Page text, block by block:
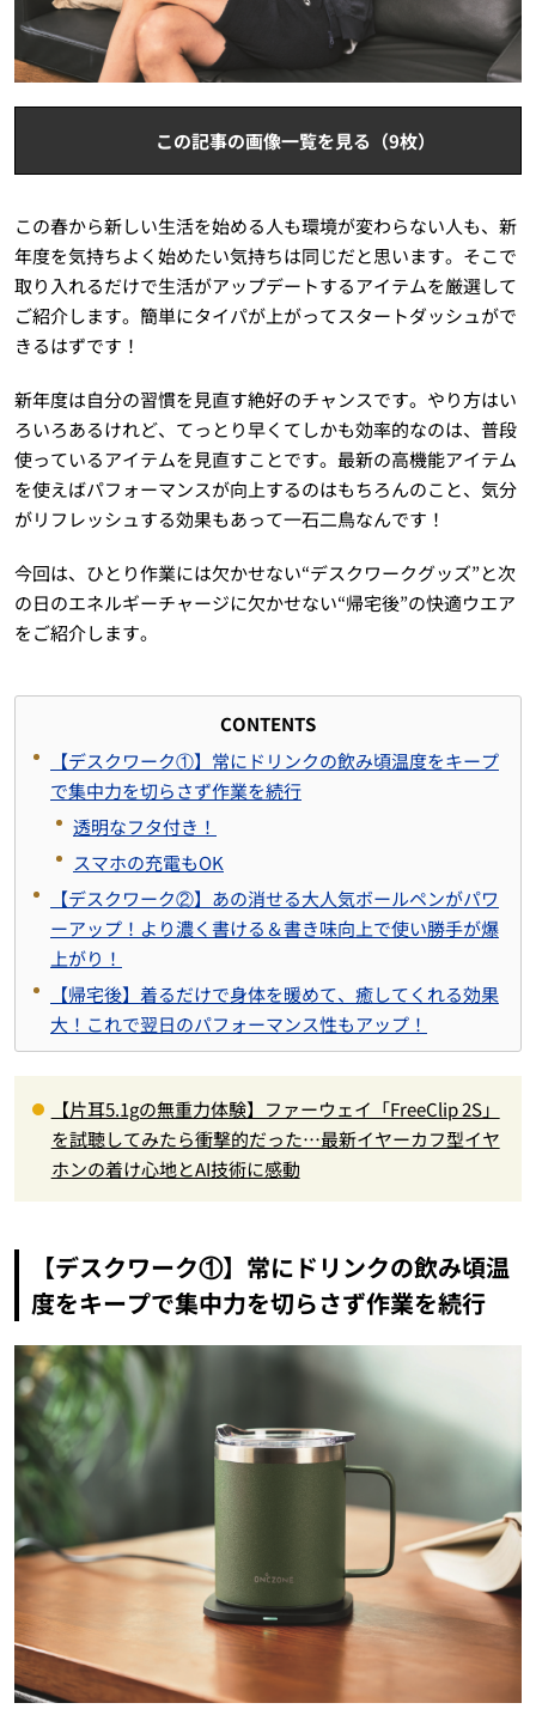
この記事の画像一覧を見る（9枚）
この春から新しい生活を始める人も環境が変わらない人も、新
年度を気持ちよく始めたい気持ちは同じだと思います。そこで
取り入れるだけで生活がアップデートするアイテムを厳選して
ご紹介します。簡単にタイパが上がってスタートダッシュがで
きるはずです！
新年度は自分の習慣を見直す絶好のチャンスです。やり方はい
ろいろあるけれど、てっとり早くてしかも効率的なのは、普段
使っているアイテムを見直すことです。最新の高機能アイテム
を使えばパフォーマンスが向上するのはもちろんのこと、気分
がリフレッシュする効果もあって一石二鳥なんです！
今回は、ひとり作業には欠かせない“デスクワークグッズ”と次
の日のエネルギーチャージに欠かせない“帰宅後”の快適ウエア
をご紹介します。
CONTENTS
【デスクワーク①】常にドリンクの飲み頃温度をキープ
で集中力を切らさず作業を続行
透明なフタ付き！
スマホの充電もOK
【デスクワーク②】あの消せる大人気ボールペンがパワ
ーアップ！より濃く書ける＆書き味向上で使い勝手が爆
上がり！
【帰宅後】着るだけで身体を暖めて、癒してくれる効果
大！これで翌日のパフォーマンス性もアップ！
【片耳5.1gの無重力体験】ファーウェイ「FreeClip 2S」
を試聴してみたら衝撃的だった…最新イヤーカフ型イヤ
ホンの着け心地とAI技術に感動
【デスクワーク①】常にドリンクの飲み頃温
度をキープで集中力を切らさず作業を続行